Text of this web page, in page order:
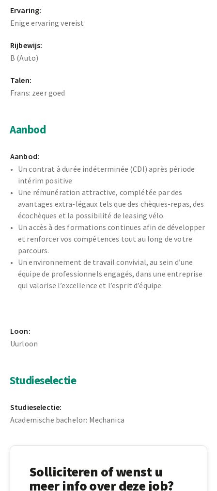
Ervaring:
Enige ervaring vereist
Rijbewijs:
B (Auto)
Talen:
Frans: zeer goed
Aanbod
Aanbod:
Un contrat à durée indéterminée (CDI) après période
intérim positive
Une rémunération attractive, complétée par des
avantages extra-légaux tels que des chèques-repas, des
écochèques et la possibilité de leasing vélo.
Un accès à des formations continues afin de développer
et renforcer vos compétences tout au long de votre
parcours.
Un environnement de travail convivial, au sein d’une
équipe de professionnels engagés, dans une entreprise
qui valorise l’excellence et l’esprit d’équipe.
Loon:
Uurloon
Studieselectie
Studieselectie:
Academische bachelor: Mechanica
Solliciteren of wenst u
meer info over deze job?